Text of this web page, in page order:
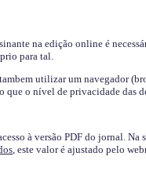
na edição online é
para tal.
utilizar um navegador
que o nível de privacidade das
à versão PDF do jornal. Na
, este valor é ajustado pelo